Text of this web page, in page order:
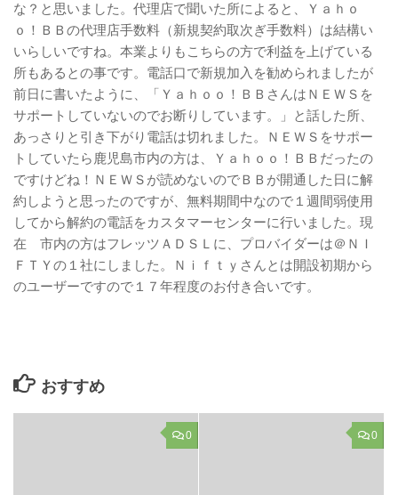
な？と思いました。代理店で聞いた所によると、Ｙａｈｏ
ｏ！ＢＢの代理店手数料（新規契約取次ぎ手数料）は結構い
いらしいですね。本業よりもこちらの方で利益を上げている
所もあるとの事です。電話口で新規加入を勧められましたが
前日に書いたように、「Ｙａｈｏｏ！ＢＢさんはＮＥＷＳを
サポートしていないのでお断りしています。」と話した所、
あっさりと引き下がり電話は切れました。ＮＥＷＳをサポー
トしていたら鹿児島市内の方は、Ｙａｈｏｏ！ＢＢだったの
ですけどね！ＮＥＷＳが読めないのでＢＢが開通した日に解
約しようと思ったのですが、無料期間中なので１週間弱使用
してから解約の電話をカスタマーセンターに行いました。現
在 市内の方はフレッツＡＤＳＬに、プロバイダーは＠ＮＩ
ＦＴＹの１社にしました。Ｎｉｆｔｙさんとは開設初期から
のユーザーですので１７年程度のお付き合いです。
おすすめ
0 0